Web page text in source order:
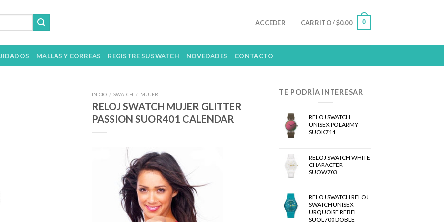
ACCEDER CARRITO /$0.00 0
MALLAS Y CORREAS REGISTRE SU SWATCH NOVEDADES CONTACTO
INICIO / SWATCH / MUJER
RELOJ SWATCH MUJER GLITTER
PASSION SUOR401 CALENDAR
TE PODRÍA INTERESAR
RELOJ SWATCH
UNISEX POLARMY
SUOK714
RELOJ SWATCH WHITE
CHARACTER
SUOW703
RELOJ SWATCH RELOJ
SWATCH UNISEX
URQUOISE REBEL
SUOL700 DOBLE